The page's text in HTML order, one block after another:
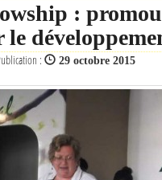
:
: 29 octobre 2015